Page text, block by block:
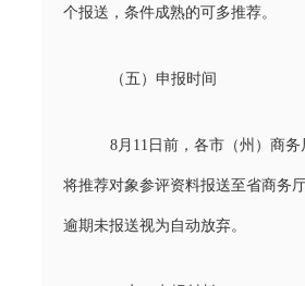
个报送，条件成熟的可多推荐。
（五）申报时间
8月11日前，各市（州）商务
将推荐对象参评资料报送至省商务厅
逾期未报送视为自动放弃。